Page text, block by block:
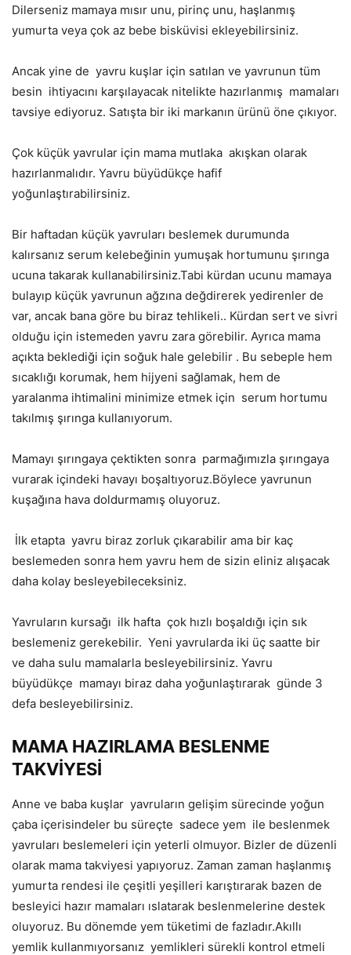
Dilerseniz mamaya mısır unu, pirinç unu, haşlanmış
yumurta veya çok az bebe bisküvisi ekleyebilirsiniz.
Ancak yine de yavru kuşlar için satılan ve yavrunun tüm
besin ihtiyacını karşılayacak nitelikte hazırlanmış mamaları
tavsiye ediyoruz. Satışta bir iki markanın ürünü öne çıkıyor.
Çok küçük yavrular için mama mutlaka akışkan olarak
hazırlanmalıdır. Yavru büyüdükçe hafif
yoğunlaştırabilirsiniz.
Bir haftadan küçük yavruları beslemek durumunda
kalırsanız serum kelebeğinin yumuşak hortumunu şırınga
ucuna takarak kullanabilirsiniz.Tabi kürdan ucunu mamaya
bulayıp küçük yavrunun ağzına değdirerek yedirenler de
var, ancak bana göre bu biraz tehlikeli.. Kürdan sert ve sivri
olduğu için istemeden yavru zara görebilir. Ayrıca mama
açıkta beklediği için soğuk hale gelebilir . Bu sebeple hem
sıcaklığı korumak, hem hijyeni sağlamak, hem de
yaralanma ihtimalini minimize etmek için serum hortumu
takılmış şırınga kullanıyorum.
Mamayı şırıngaya çektikten sonra parmağımızla şırıngaya
vurarak içindeki havayı boşaltıyoruz.Böylece yavrunun
kuşağına hava doldurmamış oluyoruz.
İlk etapta yavru biraz zorluk çıkarabilir ama bir kaç
beslemeden sonra hem yavru hem de sizin eliniz alışacak
daha kolay besleyebileceksiniz.
Yavruların kursağı ilk hafta çok hızlı boşaldığı için sık
beslemeniz gerekebilir. Yeni yavrularda iki üç saatte bir
ve daha sulu mamalarla besleyebilirsiniz. Yavru
büyüdükçe mamayı biraz daha yoğunlaştırarak günde 3
defa besleyebilirsiniz.
MAMA HAZIRLAMA BESLENME
TAKVİYESİ
Anne ve baba kuşlar yavruların gelişim sürecinde yoğun
çaba içerisindeler bu süreçte sadece yem ile beslenmek
yavruları beslemeleri için yeterli olmuyor. Bizler de düzenli
olarak mama takviyesi yapıyoruz. Zaman zaman haşlanmış
yumurta rendesi ile çeşitli yeşilleri karıştırarak bazen de
besleyici hazır mamaları ıslatarak beslenmelerine destek
oluyoruz. Bu dönemde yem tüketimi de fazladır.Akıllı
yemlik kullanmıyorsanız yemlikleri sürekli kontrol etmeli